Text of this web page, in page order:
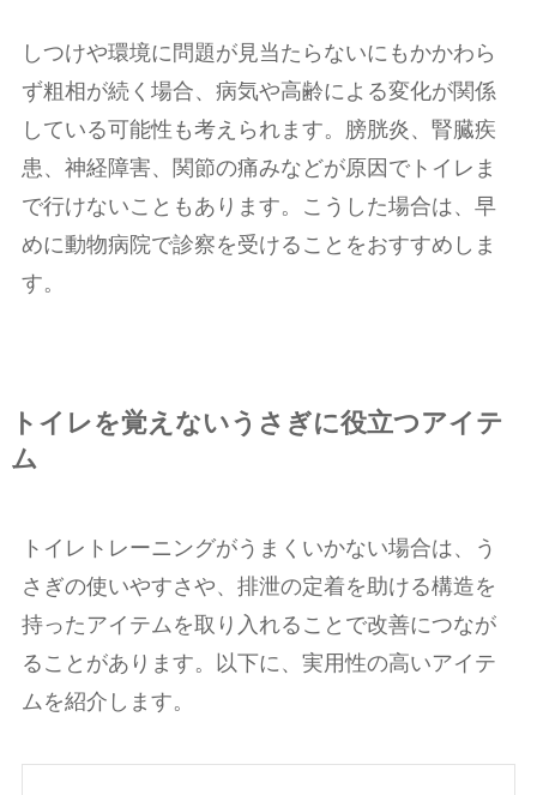
しつけや環境に問題が見当たらないにもかかわら
ず粗相が続く場合、病気や高齢による変化が関係
している可能性も考えられます。膀胱炎、腎臓疾
患、神経障害、関節の痛みなどが原因でトイレま
で行けないこともあります。こうした場合は、早
めに動物病院で診察を受けることをおすすめしま
す。
トイレを覚えないうさぎに役立つアイテ
ム
トイレトレーニングがうまくいかない場合は、う
さぎの使いやすさや、排泄の定着を助ける構造を
持ったアイテムを取り入れることで改善につなが
ることがあります。以下に、実用性の高いアイテ
ムを紹介します。